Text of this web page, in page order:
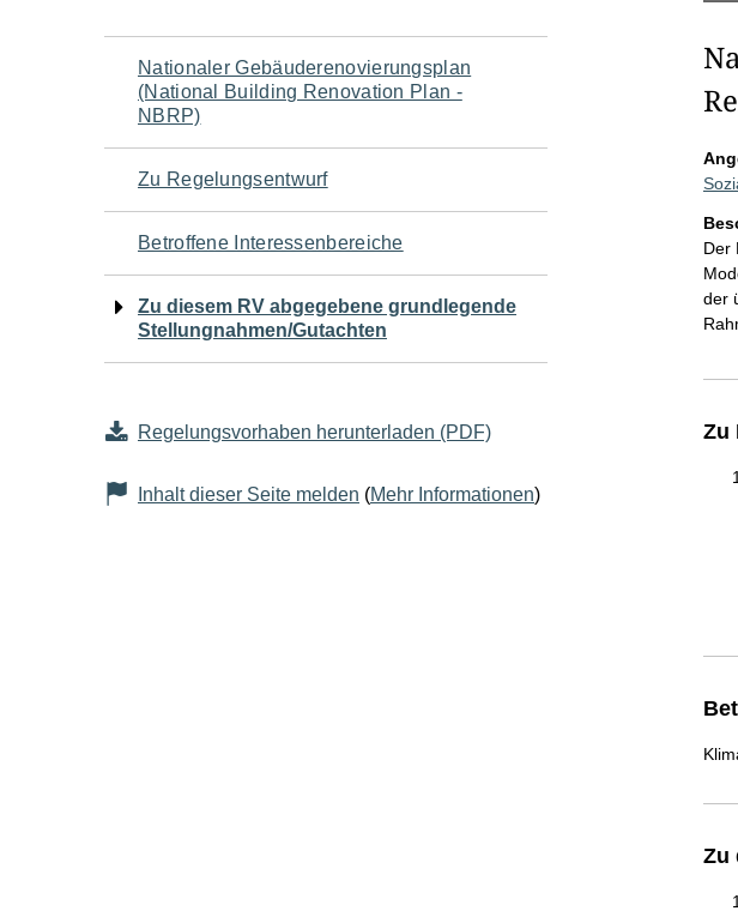
Navigation
für
den
Seiteninhalt
Nationaler Gebäuderenovierungsplan
(National Building Renovation Plan -
NBRP)
Zu Regelungsentwurf
Betroffene Interessenbereiche
Zu diesem RV abgegebene grundlegende
Stellungnahmen/Gutachten
Regelungsvorhaben herunterladen (PDF)
Inhalt dieser Seite melden (Mehr Informationen)
Der
der
Zu
Zu